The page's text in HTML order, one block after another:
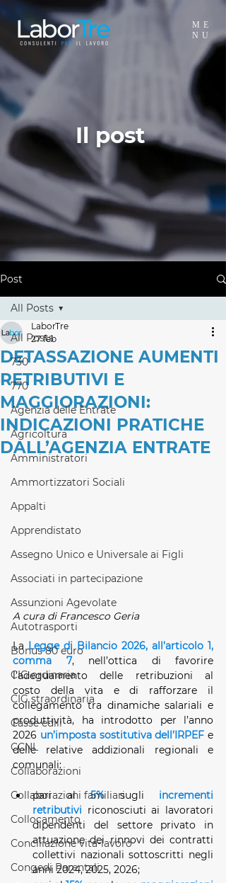
ME
NU
Il post
Post
All Posts
730
770
Agenzia delle Entrate
Agricoltura
Amministratori
Ammortizzatori Sociali
Appalti
Apprendistato
Assegno Unico e Universale ai Figli
Associati in partecipazione
Assunzioni Agevolate
Autotrasporti
Bonus 80 euro
CIG ordinaria
CIG straordinaria
Casse edili
CCNL
Collaborazioni
Collaborazioni familiari
Collocamento
Conciliazione vita-lavoro
Congedi Parentali
All Posts
DETASSAZIONE AUMENTI
RETRIBUTIVI E
MAGGIORAZIONI:
INDICAZIONI PRATICHE
DALL’AGENZIA ENTRATE
LaborTre
27 feb
A cura di Francesco Geria
La Legge di Bilancio 2026, all’articolo 1,
comma 7, nell’ottica di favorire
l’adeguamento delle retribuzioni al
costo della vita e di rafforzare il
collegamento tra dinamiche salariali e
produttività, ha introdotto per l’anno
2026 un’imposta sostitutiva dell’IRPEF e
delle relative addizionali regionali e
comunali:
pari al 5% sugli incrementi
retributivi riconosciuti ai lavoratori
dipendenti del settore privato in
attuazione dei rinnovi dei contratti
collettivi nazionali sottoscritti negli
anni 2024, 2025, 2026;